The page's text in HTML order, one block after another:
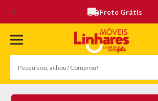
Frete Grátis